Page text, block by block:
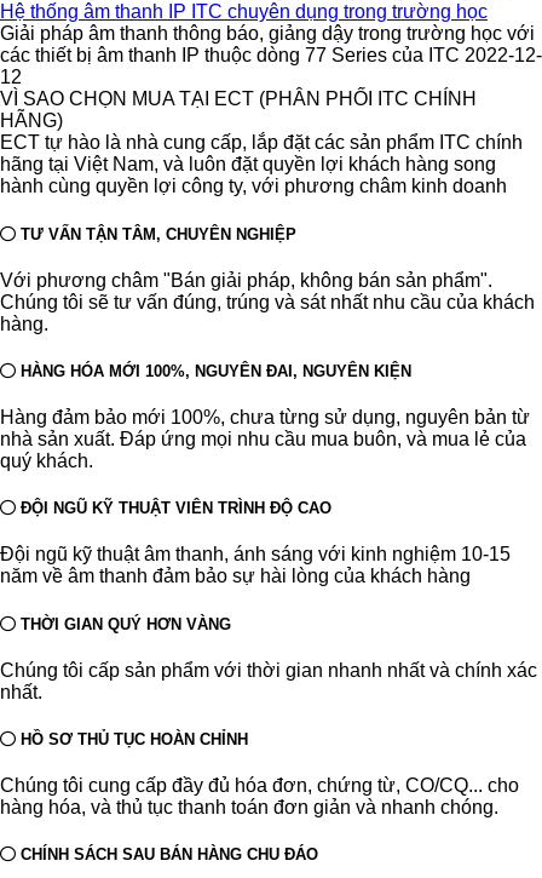
Hệ thống âm thanh IP ITC chuyên dụng trong trường học
Giải pháp âm thanh thông báo, giảng dậy trong trường học với
các thiết bị âm thanh IP thuộc dòng 77 Series của ITC 2022-12-
12
VÌ SAO CHỌN MUA TẠI ECT (PHÂN PHỐI ITC CHÍNH
HÃNG)
ECT tự hào là nhà cung cấp, lắp đặt các sản phẩm ITC chính
hãng tại Việt Nam, và luôn đặt quyền lợi khách hàng song
hành cùng quyền lợi công ty, với phương châm kinh doanh
TƯ VẤN TẬN TÂM, CHUYÊN NGHIỆP
Với phương châm "Bán giải pháp, không bán sản phẩm".
Chúng tôi sẽ tư vấn đúng, trúng và sát nhất nhu cầu của khách
hàng.
HÀNG HÓA MỚI 100%, NGUYÊN ĐAI, NGUYÊN KIỆN
Hàng đảm bảo mới 100%, chưa từng sử dụng, nguyên bản từ
nhà sản xuất. Đáp ứng mọi nhu cầu mua buôn, và mua lẻ của
quý khách.
ĐỘI NGŨ KỸ THUẬT VIÊN TRÌNH ĐỘ CAO
Đội ngũ kỹ thuật âm thanh, ánh sáng với kinh nghiệm 10-15
năm về âm thanh đảm bảo sự hài lòng của khách hàng
THỜI GIAN QUÝ HƠN VÀNG
Chúng tôi cấp sản phẩm với thời gian nhanh nhất và chính xác
nhất.
HỒ SƠ THỦ TỤC HOÀN CHỈNH
Chúng tôi cung cấp đầy đủ hóa đơn, chứng từ, CO/CQ... cho
hàng hóa, và thủ tục thanh toán đơn giản và nhanh chóng.
CHÍNH SÁCH SAU BÁN HÀNG CHU ĐÁO